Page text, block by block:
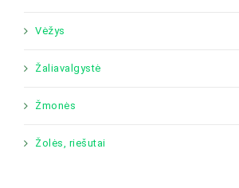
Vėžys
Žaliavalgystė
Žmonės
Žolės, riešutai